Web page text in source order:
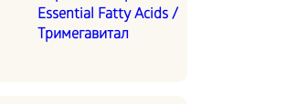
Essential Fatty Acids /
Тримегавитал